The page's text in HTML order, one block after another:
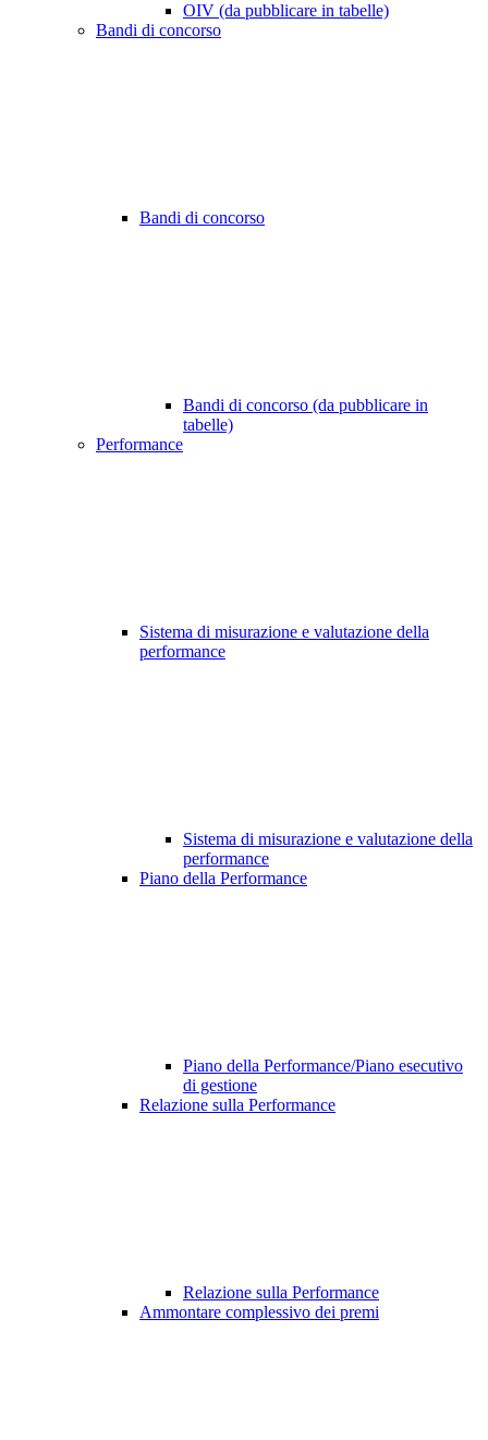
OIV (da pubblicare in tabelle)
Bandi di concorso
Bandi di concorso
Bandi di concorso (da pubblicare in
tabelle)
Performance
Sistema di misurazione e valutazione della
performance
Sistema di misurazione e valutazione della
performance
Piano della Performance
Piano della Performance/Piano esecutivo
di gestione
Relazione sulla Performance
Relazione sulla Performance
Ammontare complessivo dei premi